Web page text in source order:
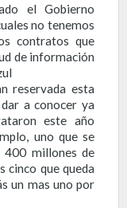
el Gobierno
no tenemos
contratos que
de información
reservada esta
a conocer ya
este año
uno que se
millones de
cinco que queda
un mas uno por